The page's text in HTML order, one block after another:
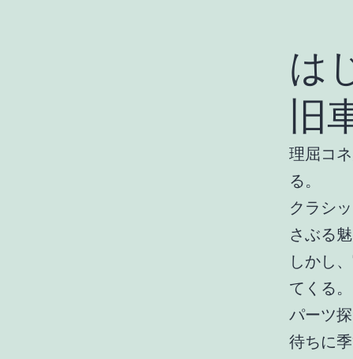
は
旧
理屈コ
る。
クラシ
さぶる
しかし
てくる。
パーツ
待ちに